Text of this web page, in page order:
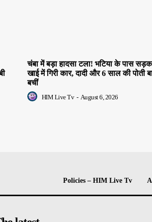
चंबा में बड़ा हादसा टला! भटिया के पास
खाई में गिरी कार, दादी और 6 साल की पोती
बचीं
HIM Live Tv - August 6, 2026
Policies – HIM Live Tv